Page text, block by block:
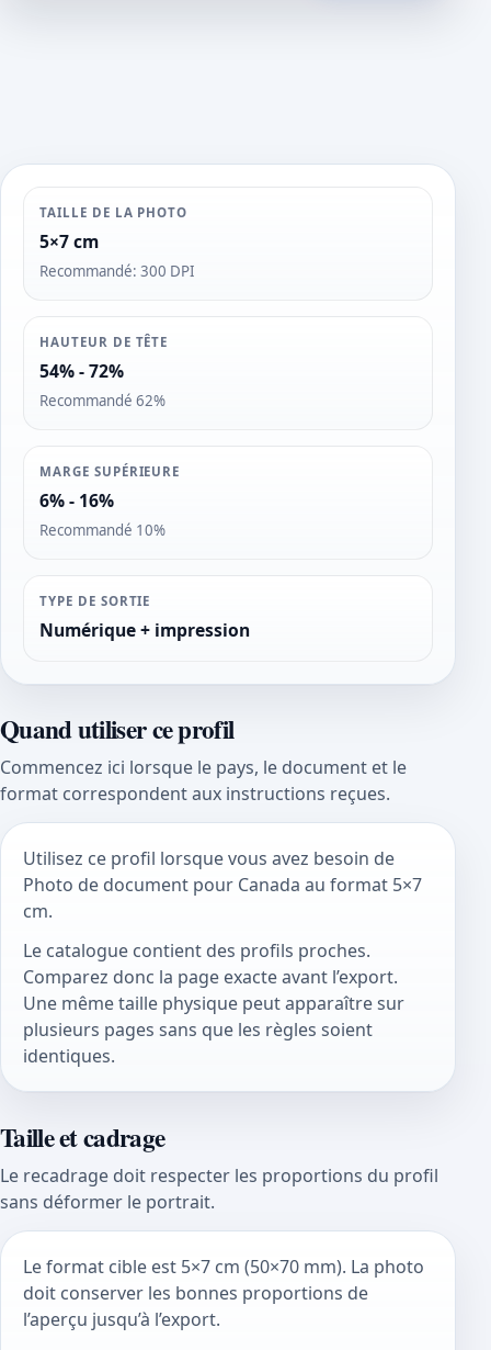
TAILLE DE LA PHOTO
5×7 cm
Recommandé: 300 DPI
HAUTEUR DE TÊTE
54% - 72%
Recommandé 62%
MARGE SUPÉRIEURE
6% - 16%
Recommandé 10%
TYPE DE SORTIE
Numérique + impression
Quand utiliser ce profil
Commencez ici lorsque le pays, le document et le
format correspondent aux instructions reçues.
Utilisez ce profil lorsque vous avez besoin de
Photo de document pour Canada au format 5×7
cm.
Le catalogue contient des profils proches.
Comparez donc la page exacte avant l’export.
Une même taille physique peut apparaître sur
plusieurs pages sans que les règles soient
identiques.
Taille et cadrage
Le recadrage doit respecter les proportions du profil
sans déformer le portrait.
Le format cible est 5×7 cm (50×70 mm). La photo
doit conserver les bonnes proportions de
l’aperçu jusqu’à l’export.